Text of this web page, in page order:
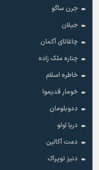
جرن ساگو
جیلان
چاغاتای آکمان
چناره ملک زاده
خاطره اسلام
خومار قدیموا
ددوبلومان
دریا اولو
دمت آکالین
دنیز توپراک